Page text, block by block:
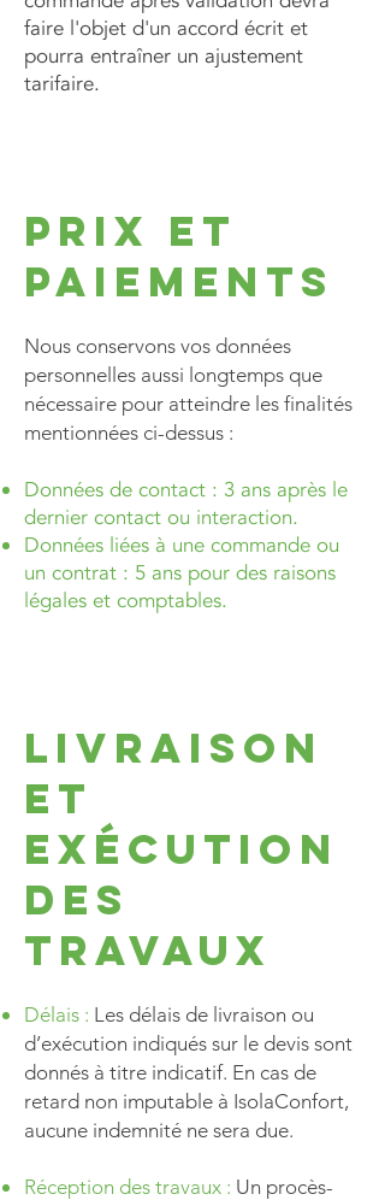
faire l'objet d'un accord écrit et
pourra entraîner un ajustement
tarifaire.
Prix et
paiements
​Nous conservons vos données
personnelles aussi longtemps que
nécessaire pour atteindre les finalités
mentionnées ci-dessus :
Données de contact : 3 ans après le
dernier contact ou interaction.
Données liées à une commande ou
un contrat : 5 ans pour des raisons
légales et comptables.
Livraison
et
exécution
des
travaux
Délais : Les délais de livraison ou
d’exécution indiqués sur le devis sont
donnés à titre indicatif. En cas de
retard non imputable à IsolaConfort,
aucune indemnité ne sera due.
Réception des travaux : Un procès-